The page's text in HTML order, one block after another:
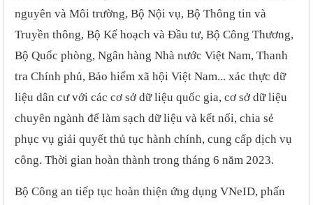
nguyên và Môi trường, Bộ Nội vụ, Bộ Thông tin và
Truyền thông, Bộ Kế hoạch và Đầu tư, Bộ Công Thương,
Bộ Quốc phòng, Ngân hàng Nhà nước Việt Nam, Thanh
tra Chính phủ, Bảo hiểm xã hội Việt Nam... xác thực dữ
liệu dân cư với các cơ sở dữ liệu quốc gia, cơ sở dữ liệu
chuyên ngành để làm sạch dữ liệu và kết nối, chia sẻ
phục vụ giải quyết thủ tục hành chính, cung cấp dịch vụ
công. Thời gian hoàn thành trong tháng 6 năm 2023.
Bộ Công an tiếp tục hoàn thiện ứng dụng VNeID, phấn